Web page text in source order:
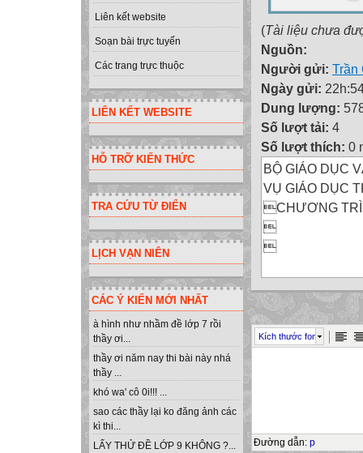
Liên kết website
Soạn bài trực tuyến
Các trang trực thuộc
LIÊN KẾT WEBSITE
HỖ TRỠ KIẾN THỨC
TRA CỨU TỪ ĐIỂN
LỊCH VẠN NIÊN
CÁC Ý KIẾN MỚI NHẤT
à hình như nhầm đề lớp 7 rồi
thầy ơi...
thầy ơi năm nay thi bài này nhá
thầy ...
khó wa' cô 0i!!! ...
sao các thầy lại ko đăng ảnh các
kì thi...
LẤY THỬ ĐỀ LỚP 9 KHÔNG ?...
(Tài liệu chưa
Nguồn:
Người gửi: Trần
Ngày gửi:
Dung lượng:
Số lượt tải: 4
Số lượt thích: 0
BỘ GIÁO DỤC
VỤ GIÁO DỤC
CHƯƠNG


XÂY DỰNG
Kích thước font
Đường dẫn: p